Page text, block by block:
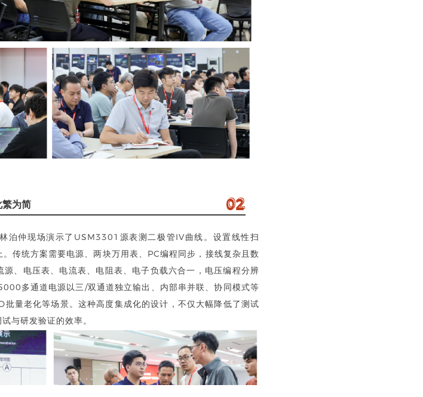
繁为简 02
泊仲现场演示了USM3301源表测二极管IV曲线。设置线性扫
传统方案需要电源、两块万用表、PC编程同步，接线复杂且数
源、电压表、电流表、电阻表、电子负载六合一，电压编程分辨
多通道电源以三/双通道独立输出、内部串并联、协同模式等
量老化等场景。这种高度集成化的设计，不仅大幅降低了测试
与研发验证的效率。